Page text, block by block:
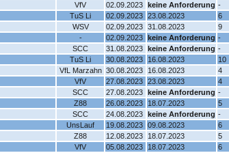
VfV 02.09.2023 keine Anforderung -
TuS Li 02.09.2023 23.08.2023
6
WSV 02.09.2023 31.08.2023
9
- 02.09.2023 keine Anforderung -
SCC 31.08.2023 keine Anforderung -
TuS Li 30.08.2023 16.08.2023
10
VfL Marzahn 30.08.2023 16.08.2023
4
VfV 27.08.2023 23.08.2023
4
SCC 27.08.2023 keine Anforderung -
Z88 26.08.2023 18.07.2023
5
SCC 24.08.2023 keine Anforderung -
UnsLauf 19.08.2023 09.08.2023
6
Z88 12.08.2023 18.07.2023
5
VfV 05.08.2023 18.07.2023
6